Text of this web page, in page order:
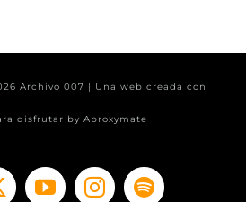
Archivo 007 | Una web creada con
disfrutar by Aproxymate
YouTubeInstagramSpotify